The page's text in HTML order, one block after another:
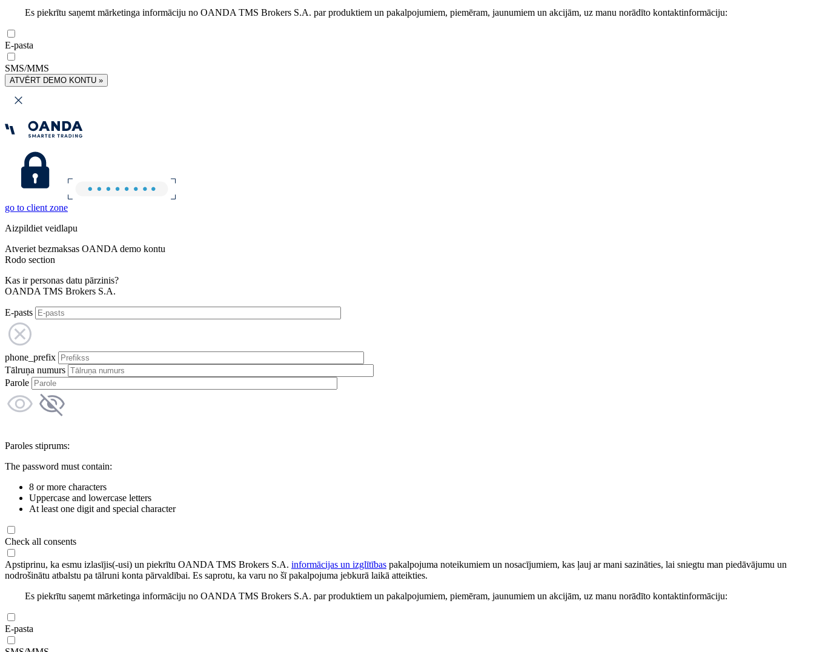
Es piekrītu saņemt mārketinga informāciju no OANDA TMS Brokers S.A. par produktiem un pakalpojumiem, piemēram, jaunumiem un akcijām, uz manu norādīto kontaktinformāciju:
E-pasta
SMS/MMS
ATVĒRT DEMO KONTU »
go to client zone
Aizpildiet veidlapu
Atveriet bezmaksas OANDA demo kontu
Rodo section
Kas ir personas datu pārzinis?
OANDA TMS Brokers S.A.
E-pasts
phone_prefix
Tālruņa numurs
Parole
Paroles stiprums:
The password must contain:
8 or more characters
Uppercase and lowercase letters
At least one digit and special character
Check all consents
Apstiprinu, ka esmu izlasījis(-usi) un piekrītu OANDA TMS Brokers S.A. informācijas un izglītības pakalpojuma noteikumiem un nosacījumiem, kas ļauj ar mani sazināties, lai sniegtu man piedāvājumu un
nodrošinātu atbalstu pa tālruni konta pārvaldībai. Es saprotu, ka varu no šī pakalpojuma jebkurā laikā atteikties.
Es piekrītu saņemt mārketinga informāciju no OANDA TMS Brokers S.A. par produktiem un pakalpojumiem, piemēram, jaunumiem un akcijām, uz manu norādīto kontaktinformāciju:
E-pasta